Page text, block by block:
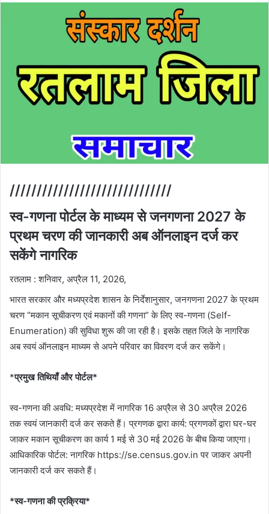
//////////////////////////////
स्व-गणना पोर्टल के माध्यम से जनगणना 2027 के
प्रथम चरण की जानकारी अब ऑनलाइन दर्ज कर
सकेंगे नागरिक
रतलाम : शनिवार, अप्रैल 11, 2026,
भारत सरकार और मध्यप्रदेश शासन के निर्देशानुसार, जनगणना 2027 के प्रथम
चरण “मकान सूचीकरण एवं मकानों की गणना” के लिए स्व-गणना (Self-
Enumeration) की सुविधा शुरू की जा रही है। इसके तहत जिले के नागरिक
अब स्वयं ऑनलाइन माध्यम से अपने परिवार का विवरण दर्ज कर सकेंगे।
*प्रमुख तिथियाँ और पोर्टल*
स्व-गणना की अवधि: मध्यप्रदेश में नागरिक 16 अप्रैल से 30 अप्रैल 2026
तक स्वयं जानकारी दर्ज कर सकते हैं। प्रगणक द्वारा कार्य: प्रगणकों द्वारा घर-घर
जाकर मकान सूचीकरण का कार्य 1 मई से 30 मई 2026 के बीच किया जाएगा।
आधिकारिक पोर्टल: नागरिक https://se.census.gov.in पर जाकर अपनी
जानकारी दर्ज कर सकते हैं।
*स्व-गणना की प्रक्रिया*